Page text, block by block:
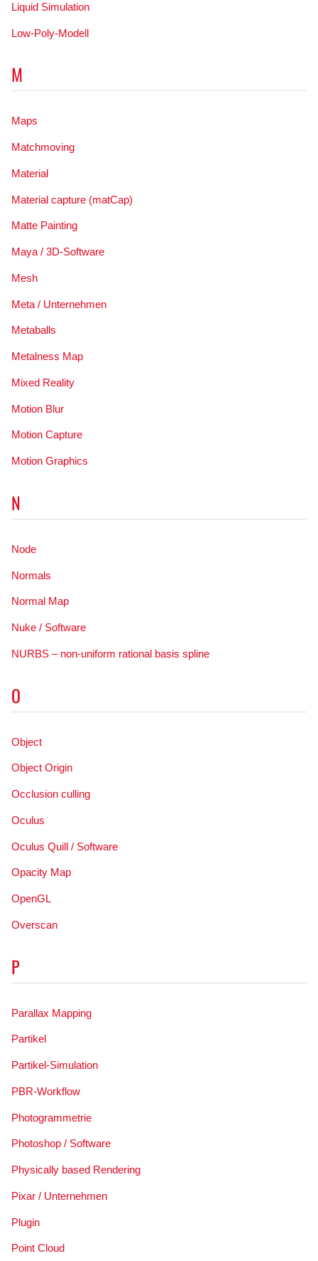
Liquid Simulation
Low-Poly-Modell
M
Maps
Matchmoving
Material
Material capture (matCap)
Matte Painting
Maya / 3D-Software
Mesh
Meta / Unternehmen
Metaballs
Metalness Map
Mixed Reality
Motion Blur
Motion Capture
Motion Graphics
N
Node
Normals
Normal Map
Nuke / Software
NURBS – non-uniform rational basis spline
O
Object
Object Origin
Occlusion culling
Oculus
Oculus Quill / Software
Opacity Map
OpenGL
Overscan
P
Parallax Mapping
Partikel
Partikel-Simulation
PBR-Workflow
Photogrammetrie
Photoshop / Software
Physically based Rendering
Pixar / Unternehmen
Plugin
Point Cloud